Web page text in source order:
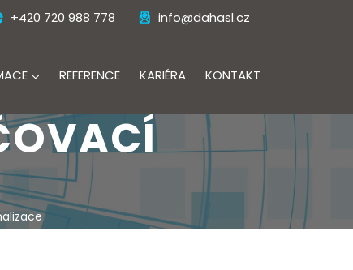
+420 720 988 778 info@dahasl.cz
REFERENCE KARIÉRA KONTAKT